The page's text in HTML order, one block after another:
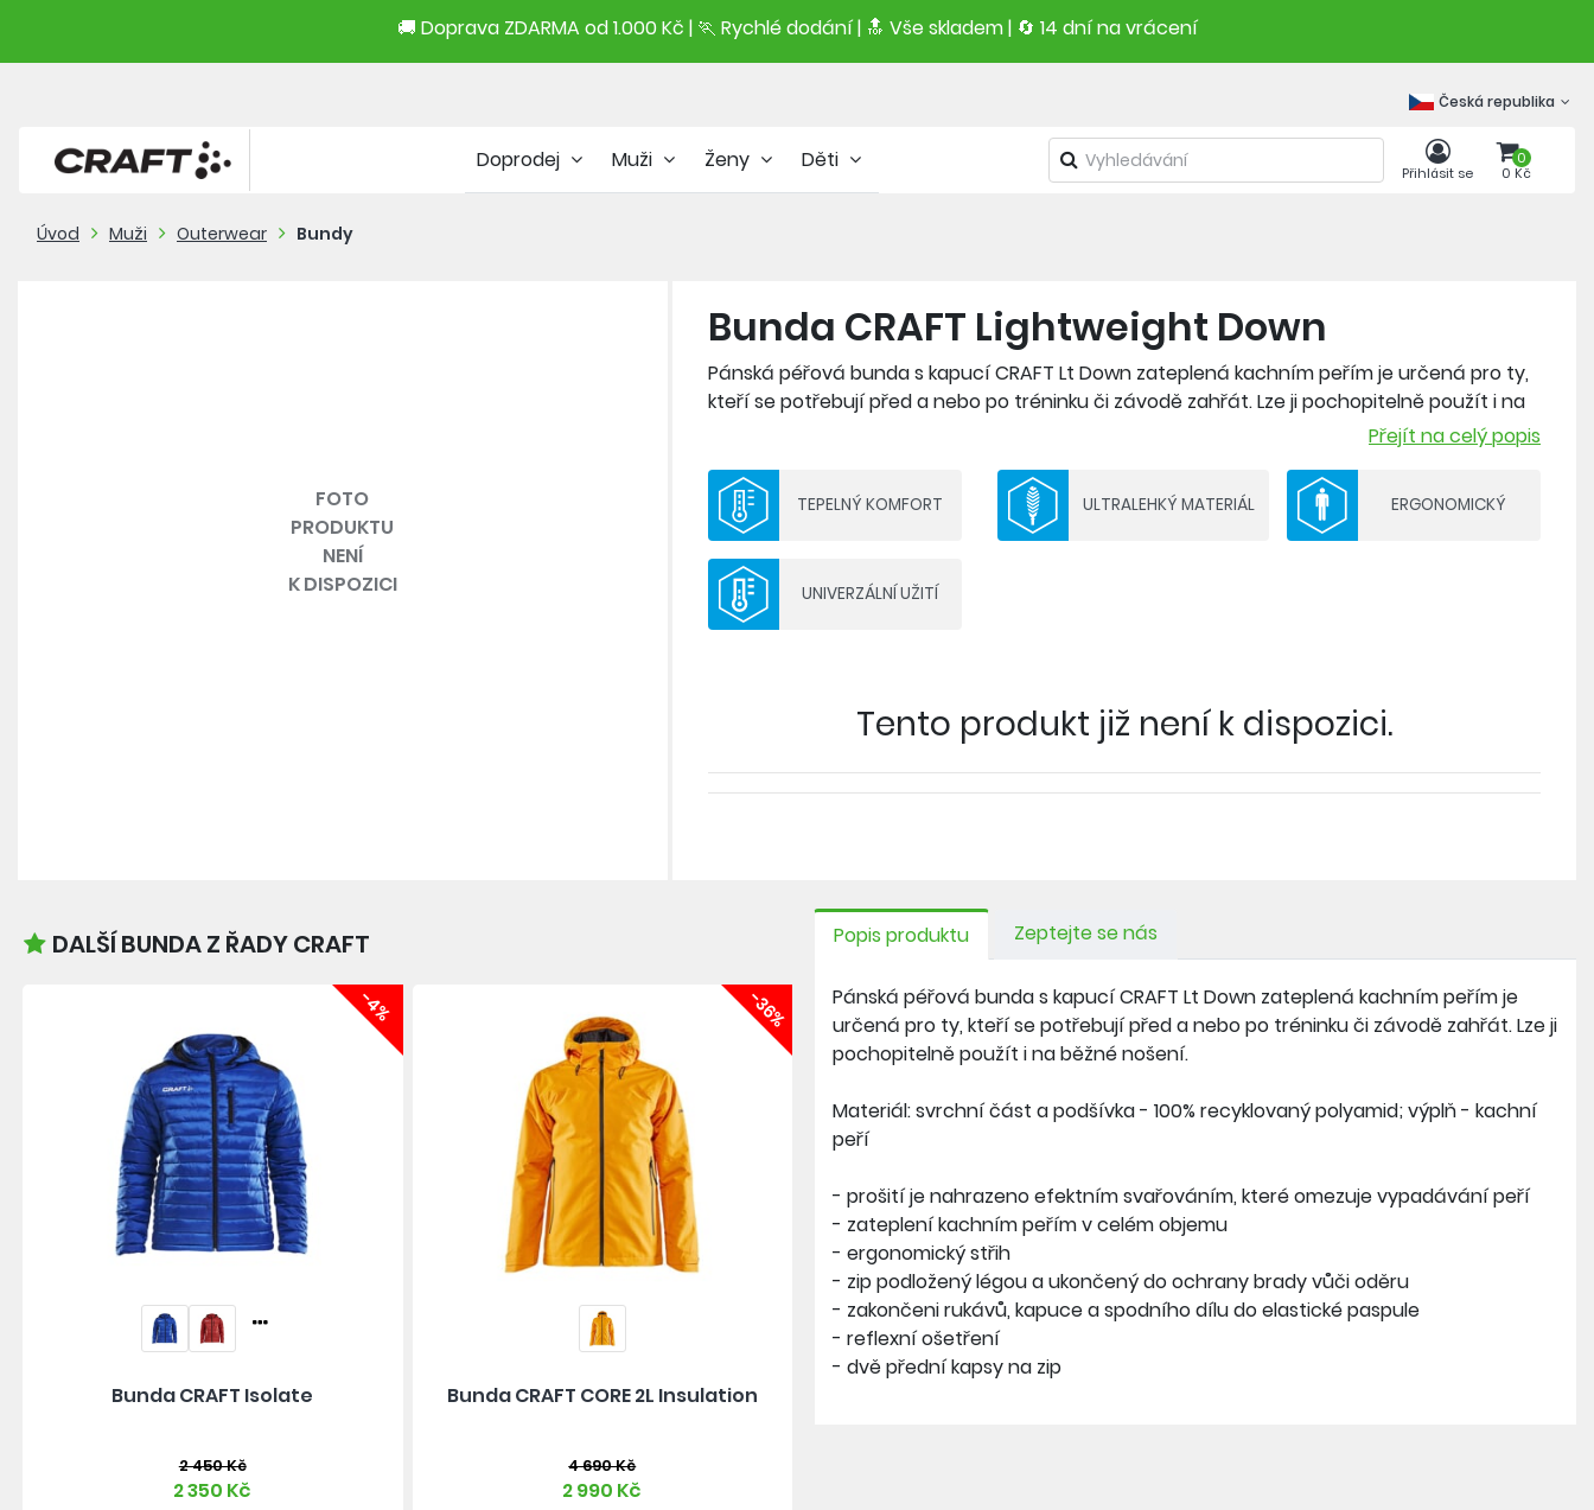
🚚 Doprava ZDARMA od 1.000 Kč | 🏃 Rychlé dodání | 🔝 Vše skladem | 🔄 14 dní na vrácení
Česká republika
Doprodej Muži Ženy Děti Přihlásit se
0
0 Kč
Úvod Muži Outerwear Bundy
FOTO
PRODUKTU
NENÍ
K DISPOZICI
Bunda CRAFT Lightweight Down
Pánská péřová bunda s kapucí CRAFT Lt Down zateplená kachním peřím je určená pro ty,
kteří se potřebují před a nebo po tréninku či závodě zahřát. Lze ji pochopitelně použít i na
Materiál: svrchní část a podšívka - 100% recyklovaný polyamid; výplň - kachní peří
- prošití je nahrazeno efektním svařováním, které omezuje vypadávání peří
- zateplení kachním peřím v celém objemu
- ergonomický střih
- zip podložený légou a ukončený do ochrany brady vůči oděru
- dvě přední kapsy na zip
Přejít na celý popis
TEPELNÝ KOMFORT ULTRALEHKÝ MATERIÁL ERGONOMICKÝ
UNIVERZÁLNÍ UŽITÍ
Tento produkt již není k dispozici.
Popis produktu Zeptejte se nás
Pánská péřová bunda s kapucí CRAFT Lt Down zateplená kachním peřím je
určená pro ty, kteří se potřebují před a nebo po tréninku či závodě zahřát. Lze ji
pochopitelně použít i na běžné nošení.
Materiál: svrchní část a podšívka - 100% recyklovaný polyamid; výplň - kachní
peří
- prošití je nahrazeno efektním svařováním, které omezuje vypadávání peří
- zateplení kachním peřím v celém objemu
- ergonomický střih
- zip podložený légou a ukončený do ochrany brady vůči oděru
- zakončeni rukávů, kapuce a spodního dílu do elastické paspule
- reflexní ošetření
- dvě přední kapsy na zip
DALŠÍ BUNDA Z ŘADY CRAFT
-4%
Bunda CRAFT Isolate
2 450 Kč
2 350 Kč
-36%
Bunda CRAFT CORE 2L Insulation
4 690 Kč
2 990 Kč